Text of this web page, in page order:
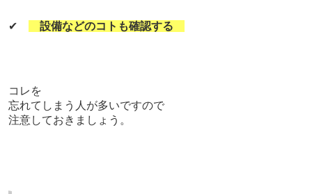
✔ 設備などのコトも確認する
コレを
忘れてしまう人が多いですので
注意しておきましょう。